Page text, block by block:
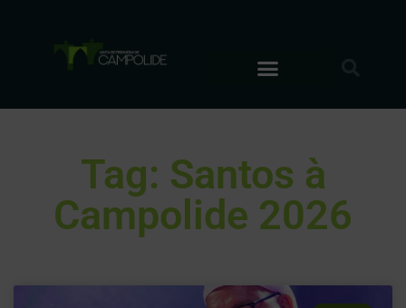
Tag: Santos à
Campolide 2026